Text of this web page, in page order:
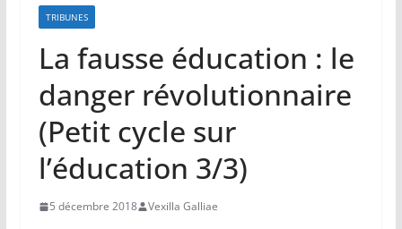
TRIBUNES
La fausse éducation : le
danger révolutionnaire
(Petit cycle sur
l’éducation 3/3)
5 décembre 2018 Vexilla Galliae